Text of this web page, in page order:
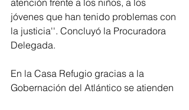
atención frente a los niños, a los
jóvenes que han tenido problemas con
la justicia''. Concluyó la Procuradora
Delegada.
En la Casa Refugio gracias a la
Gobernación del Atlántico se atienden